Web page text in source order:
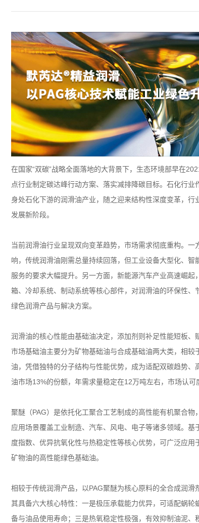
在国家“双碳”战略全面落地的大背景下，生态环境部早在
点行业制定碳达峰行动方案、落实减排降碳目标。石化行
身处石化下游的润滑油产业，随之迎来结构性深度变革，行
发展新阶段。
当前润滑油行业呈现双向变革趋势，市场需求彻底重构。
响，传统润滑油刚需总量持续回落，但工业设备大型化、
服务的要求大幅提升。另一方面，新能源汽车产业高速崛
箱、冷却系统、制动系统等核心部件，对润滑油的环保性
绿色润滑产品与解决方案。
润滑油的核心性能由基础油决定，添加剂则补足性能短板
市场基础油主要分为矿物基础油与合成基础油两大类，相较
油，凭借独特的分子结构与性能优势，成为适配双碳趋势、
油市场13%的份额，年需求量稳定在12万吨左右，市场认可
聚醚（PAG）是依托化工聚合工艺制成的高性能有机聚合物
应用场景覆盖工业制造、汽车、风电、电子等诸多领域。基
度指数、优异抗氧化性与热稳定性等核心优势，可广泛应
矿物油的高性能绿色基础油。
相较于传统润滑产品，以PAG聚醚为核心原料的全合成润滑
其具备六大核心特性：一是极压承载能力优异，可适配蜗
备与油品使用寿命；三是热氧稳定性极强，有效抑制油泥